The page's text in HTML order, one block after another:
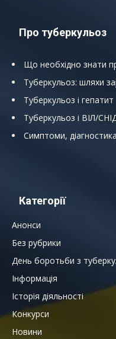
Про туберкульоз
Що необхідно знати
Туберкульоз: шляхи
Туберкульоз і гепатит
Туберкульоз і ВІЛ/
Симптоми,
Категорії
Анонси
Без рубрики
День боротьби з
Інформація
Історія діяльності
Конкурси
Новини